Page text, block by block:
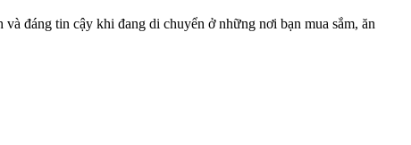
đáng tin cậy khi đang di chuyển ở những nơi bạn mua sắm, ăn